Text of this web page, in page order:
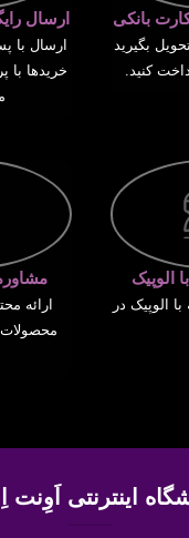
بانکی
بگیرید
کنید.
ارسال
ارسال با
ساعته با الوپیک در
ارائه
اینترنتی اَوِنت